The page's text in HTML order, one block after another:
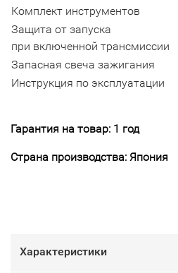
Комплект инструментов
Защита от запуска
при включенной трансмиссии
Запасная свеча зажигания
Инструкция по эксплуатации
Гарантия на товар: 1 год
Страна производства: Япония
Характеристики